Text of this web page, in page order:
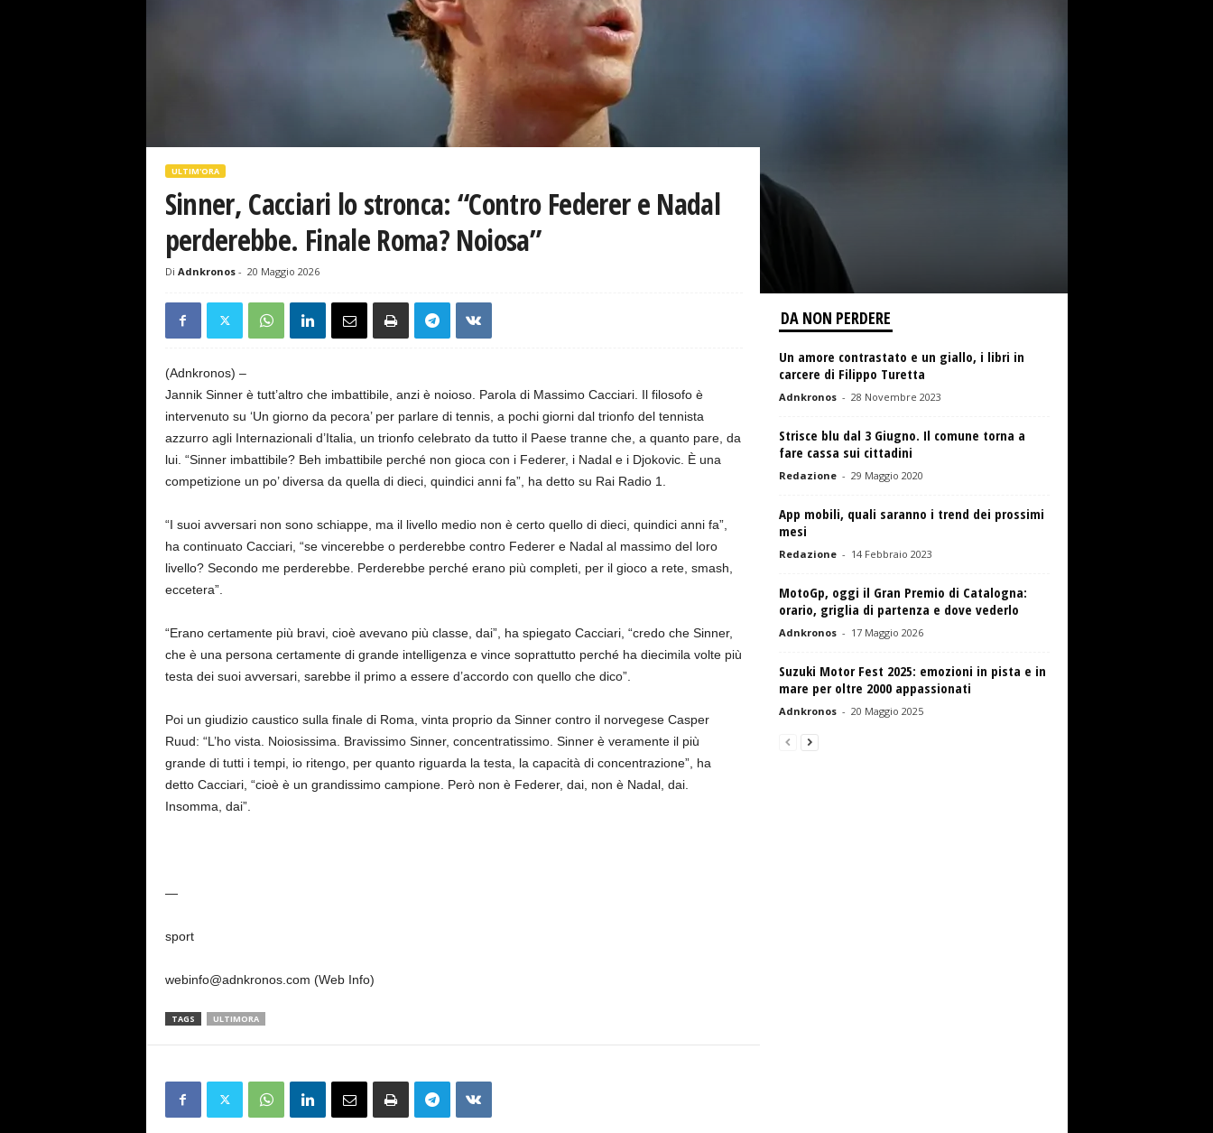
ULTIM'ORA
Sinner, Cacciari lo stronca: “Contro Federer e Nadal
perderebbe. Finale Roma? Noiosa”
Di Adnkronos- 20 Maggio 2026
(Adnkronos) –
Jannik Sinner è tutt’altro che imbattibile, anzi è noioso. Parola di Massimo Cacciari. Il filosofo è
intervenuto su ‘Un giorno da pecora’ per parlare di tennis, a pochi giorni dal trionfo del tennista
azzurro agli Internazionali d’Italia, un trionfo celebrato da tutto il Paese tranne che, a quanto pare, da
lui. “Sinner imbattibile? Beh imbattibile perché non gioca con i Federer, i Nadal e i Djokovic. È una
competizione un po’ diversa da quella di dieci, quindici anni fa”, ha detto su Rai Radio 1.
“I suoi avversari non sono schiappe, ma il livello medio non è certo quello di dieci, quindici anni fa”,
ha continuato Cacciari, “se vincerebbe o perderebbe contro Federer e Nadal al massimo del loro
livello? Secondo me perderebbe. Perderebbe perché erano più completi, per il gioco a rete, smash,
eccetera”.
“Erano certamente più bravi, cioè avevano più classe, dai”, ha spiegato Cacciari, “credo che Sinner,
che è una persona certamente di grande intelligenza e vince soprattutto perché ha diecimila volte più
testa dei suoi avversari, sarebbe il primo a essere d’accordo con quello che dico”.
Poi un giudizio caustico sulla finale di Roma, vinta proprio da Sinner contro il norvegese Casper
Ruud: “L’ho vista. Noiosissima. Bravissimo Sinner, concentratissimo. Sinner è veramente il più
grande di tutti i tempi, io ritengo, per quanto riguarda la testa, la capacità di concentrazione”, ha
detto Cacciari, “cioè è un grandissimo campione. Però non è Federer, dai, non è Nadal, dai.
Insomma, dai”.
—
sport
webinfo@adnkronos.com (Web Info)
TAGS ULTIMORA
DA NON PERDERE
Un amore contrastato e un giallo, i libri in
carcere di Filippo Turetta
Adnkronos - 28 Novembre 2023
Strisce blu dal 3 Giugno. Il comune torna a
fare cassa sui cittadini
Redazione - 29 Maggio 2020
App mobili, quali saranno i trend dei prossimi
mesi
Redazione - 14 Febbraio 2023
MotoGp, oggi il Gran Premio di Catalogna:
orario, griglia di partenza e dove vederlo
Adnkronos - 17 Maggio 2026
Suzuki Motor Fest 2025: emozioni in pista e in
mare per oltre 2000 appassionati
Adnkronos - 20 Maggio 2025